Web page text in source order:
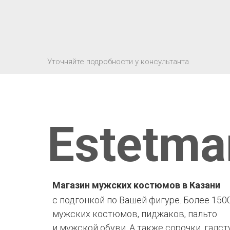
Уточняйте подробности у консультанта
с подгонкой по Вашей фигуре. Более
мужских костюмов, пиджаков, пальто
и мужской обуви. А также сорочки,
Магазин мужских костюмов в Казани